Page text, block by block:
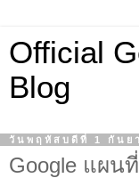
Official
Blog
วันพฤหัสบดีที่ 1 กันย
Google แผน